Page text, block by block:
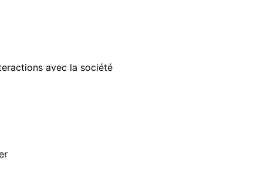
avec la société